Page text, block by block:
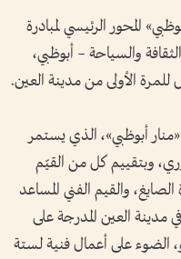
المحور الرئيسي لمبادرة
والسياحة – أبوظبي،
الأولى من مدينة العين.
أبوظبي»، الذي يستمر
هوري، وبتقييم كل من القيّم
والقيم الفني المساعد
مدينة العين المدرجة على
الضوء على أعمال فنية لستة